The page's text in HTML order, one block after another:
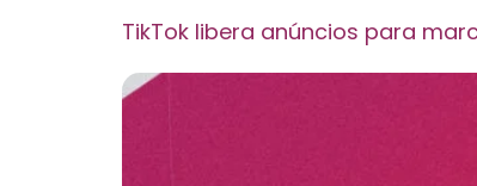
TikTok libera anúncios para